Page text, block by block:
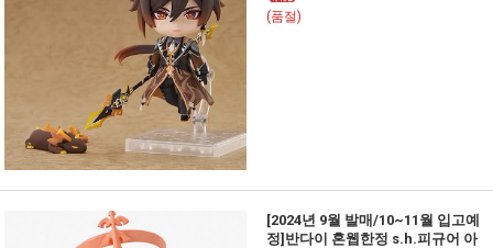
(품절)
[2024년 9월 발매/10~11월 입고예
정]반다이 혼웹한정 s.h.피규어 아